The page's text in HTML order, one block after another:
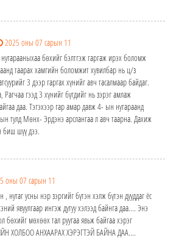
2025 оны 07 сарын 11
бөхийг бэлтгэж гаргаж ирэх боломж
таарах хамгийн боломжит хувилбар нь ц/з
3 дээр гаргах хүнийг авч тасалмаар байдаг.
гээд 3 хүнийг бүгдийг нь зэрэг амлаж
даа. Тэгэхээр гар амар давж 4- ын нугараанд
тулд Мөнх- Эрдэнэ арслангаа л авч таарна. Дахиж
биш шүү дээ.
оны 07 сарын 11
усны нэр зэргийг бүтэн хэлж бүтэн дууддаг ёс
явуулгаар ингэж дутуу хэлээд байнга даа.... Энэ
бөхийг мөхөөх тал руугаа явьж байгаа хэрэг
ХОЛБОО АНХААРАХ ХЭРЭГТЭЙ БАЙНА ДАА....